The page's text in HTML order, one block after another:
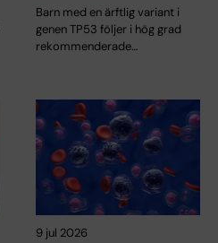
Barn med en ärftlig variant i
genen TP53 följer i hög grad
rekommenderade…
9 jul 2026